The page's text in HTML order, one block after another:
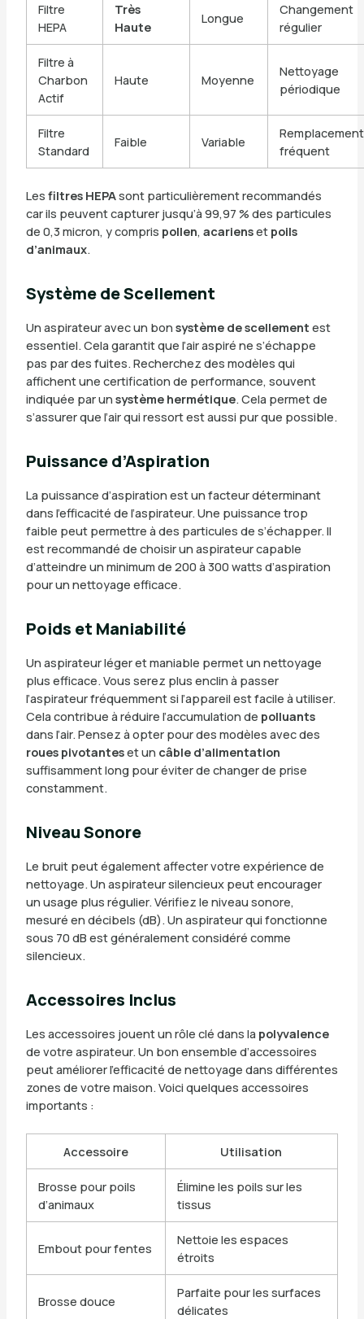
Filtre
HEPA
Très
Haute
Longue
Changement
régulier
Filtre à
Charbon
Actif
Haute Moyenne
Nettoyage
périodique
Filtre
Standard
Faible Variable
Remplacement
fréquent
Les filtres HEPAsont particulièrement recommandés
car ils peuvent capturer jusqu’à 99,97 % des particules
de 0,3 micron, y compris pollen, acarienset poils
d’animaux.
Système de Scellement
Un aspirateur avec un bon système de scellement est
essentiel. Cela garantit que l’air aspiré ne s’échappe
pas par des fuites. Recherchez des modèles qui
affichent une certification de performance, souvent
indiquée par un système hermétique. Cela permet de
s’assurer que l’air qui ressort est aussi pur que possible.
Puissance d’Aspiration
La puissance d’aspiration est un facteur déterminant
dans l’efficacité de l’aspirateur. Une puissance trop
faible peut permettre à des particules de s’échapper. Il
est recommandé de choisir un aspirateur capable
d’atteindre un minimum de 200 à 300 watts d’aspiration
pour un nettoyage efficace.
Poids et Maniabilité
Un aspirateur léger et maniable permet un nettoyage
plus efficace. Vous serez plus enclin à passer
l’aspirateur fréquemment si l’appareil est facile à utiliser.
Cela contribue à réduire l’accumulation de polluants
dans l’air. Pensez à opter pour des modèles avec des
roues pivotanteset un câble d’alimentation
suffisamment long pour éviter de changer de prise
constamment.
Niveau Sonore
Le bruit peut également affecter votre expérience de
nettoyage. Un aspirateur silencieux peut encourager
un usage plus régulier. Vérifiez le niveau sonore,
mesuré en décibels (dB). Un aspirateur qui fonctionne
sous 70 dB est généralement considéré comme
silencieux.
Accessoires Inclus
Les accessoires jouent un rôle clé dans la polyvalence
de votre aspirateur. Un bon ensemble d’accessoires
peut améliorer l’efficacité de nettoyage dans différentes
zones de votre maison. Voici quelques accessoires
importants :
Accessoire Utilisation
Brosse pour poils
d’animaux
Élimine les poils sur les
tissus
Embout pour fentes
Nettoie les espaces
étroits
Brosse douce
Parfaite pour les surfaces
délicates